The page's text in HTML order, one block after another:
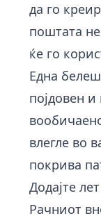
да го
поштата
ќе го
Една
појдовен
влегле во
покрива
Додајте
Рачниот